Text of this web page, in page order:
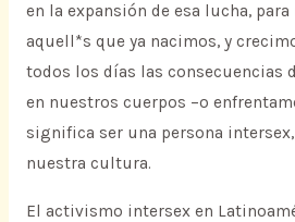
en la expansión de esa lucha,
aquell*s que ya nacimos, y
todos los días las consecuencias
en nuestros cuerpos –o
significa ser una persona
nuestra cultura.
El activismo intersex en